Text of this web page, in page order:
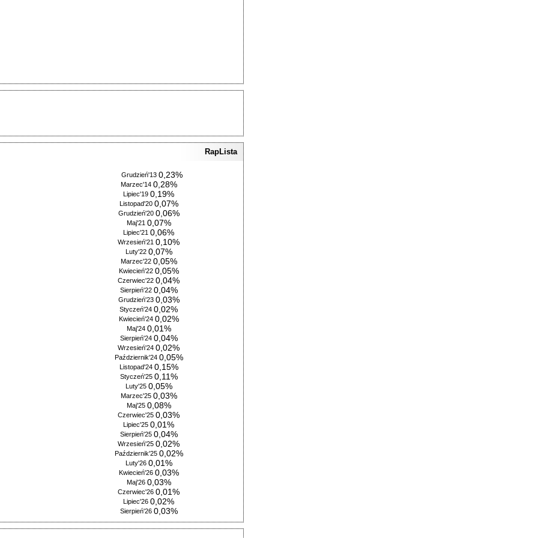
RapLista
Grudzień'13 0,23%
Marzec'14 0,28%
Lipiec'19 0,19%
Listopad'20 0,07%
Grudzień'20 0,06%
Maj'21 0,07%
Lipiec'21 0,06%
Wrzesień'21 0,10%
Luty'22 0,07%
Marzec'22 0,05%
Kwiecień'22 0,05%
Czerwiec'22 0,04%
Sierpień'22 0,04%
Grudzień'23 0,03%
Styczeń'24 0,02%
Kwiecień'24 0,02%
Maj'24 0,01%
Sierpień'24 0,04%
Wrzesień'24 0,02%
Październik'24 0,05%
Listopad'24 0,15%
Styczeń'25 0,11%
Luty'25 0,05%
Marzec'25 0,03%
Maj'25 0,08%
Czerwiec'25 0,03%
Lipiec'25 0,01%
Sierpień'25 0,04%
Wrzesień'25 0,02%
Październik'25 0,02%
Luty'26 0,01%
Kwiecień'26 0,03%
Maj'26 0,03%
Czerwiec'26 0,01%
Lipiec'26 0,02%
Sierpień'26 0,03%